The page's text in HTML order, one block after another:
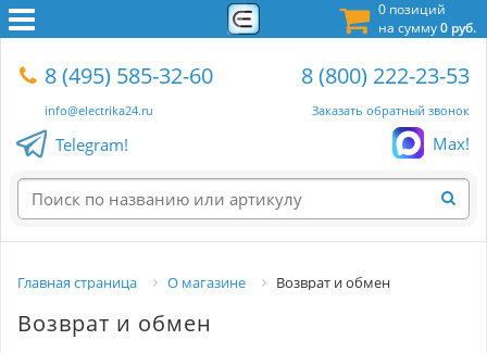
0 позиций
на сумму0 руб.
8 (495) 585-32-60
info@electrika24.ru
8 (800) 222-23-53
Заказать обратный звонок
Telegram! Max!
Главная страница О магазине Возврат и обмен
Возврат и обмен